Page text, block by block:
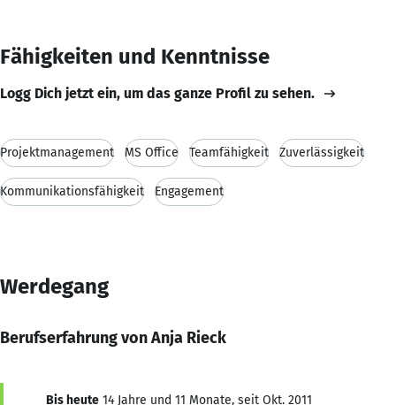
Fähigkeiten und Kenntnisse
Logg Dich jetzt ein, um das ganze Profil zu sehen.
Projektmanagement MS Office Teamfähigkeit Zuverlässigkeit
Kommunikationsfähigkeit Engagement
Werdegang
Berufserfahrung von Anja Rieck
Bis heute 14 Jahre und 11 Monate, seit Okt. 2011